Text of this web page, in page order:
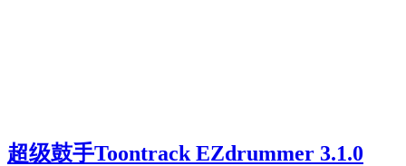
超级鼓手Toontrack EZdrummer 3.1.0